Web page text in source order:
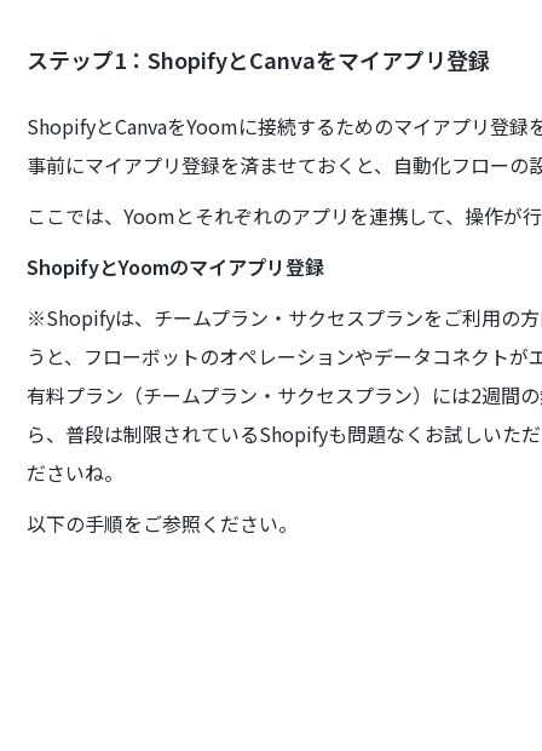
ステップ1：ShopifyとCanvaをマイアプリ登録
ShopifyとCanvaをYoomに接続するためのマイアプリ登録
事前にマイアプリ登録を済ませておくと、自動化フローの
ここでは、Yoomとそれぞれのアプリを連携して、操作が
ShopifyとYoomのマイアプリ登録
※Shopifyは、チームプラン・サクセスプランをご利用の
うと、フローボットのオペレーションやデータコネクト
有料プラン（チームプラン・サクセスプラン）には2週間
ら、普段は制限されているShopifyも問題なくお試しいた
ださいね。
以下の手順をご参照ください。